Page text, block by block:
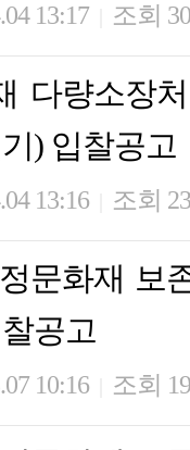
13:17 조회
다량소장
) 입찰공고
13:16 조회
문화재 보
공고
10:16 조회